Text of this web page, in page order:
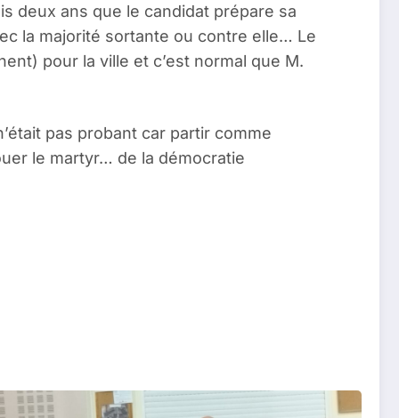
deux ans que le candidat prépare sa
la majorité sortante ou contre elle… Le
pour la ville et c’est normal que M.
pas probant car partir comme
le martyr… de la démocratie